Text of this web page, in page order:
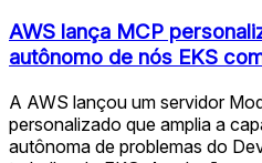
AWS lança MCP
autônomo de nós EKS
A AWS lançou um servidor
personalizado que amplia a
autônoma de problemas do